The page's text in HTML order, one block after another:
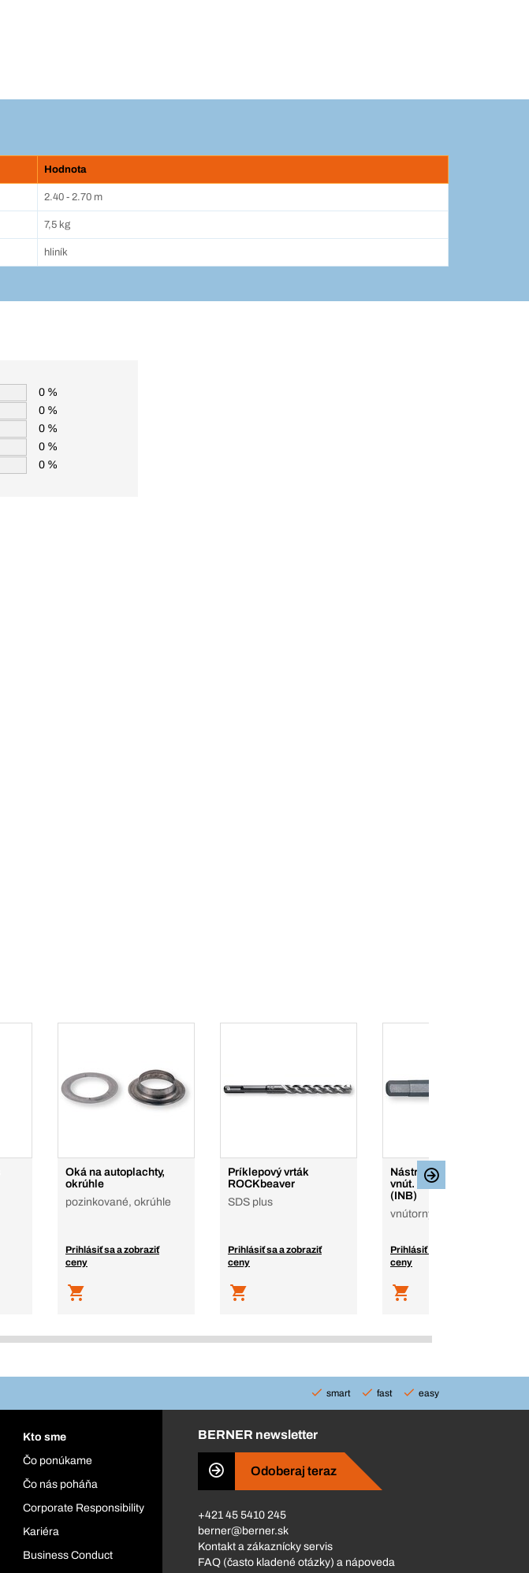
Hodnota
2.40 - 2.70 m
7,5 kg
hliník
0 %
0 %
0 %
0 %
0 %
Oká na autoplachty,
okrúhle
pozinkované, okrúhle
Prihlásiť sa a zobraziť
ceny
Príklepový vrták
ROCKbeaver
SDS plus
Prihlásiť sa a zobraziť
ceny
Nástrčné 3/8" kľúče, do
vnút. 6-hranu / inbus
(INB)
vnútorný 6-hran, 3/8"
Prihlásiť sa a zobraziť
ceny
smart fast easy
Kto sme
Čo ponúkame
Čo nás poháňa
Corporate Responsibility
Kariéra
Business Conduct
BERNER newsletter
Odoberaj teraz
+421 45 5410 245
berner@berner.sk
Kontakt a zákaznícky servis
FAQ (často kladené otázky) a nápoveda